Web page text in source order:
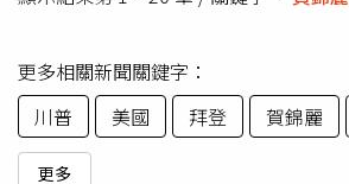
更多相關新聞關鍵字：
川普
美國 拜登 賀錦麗
更多